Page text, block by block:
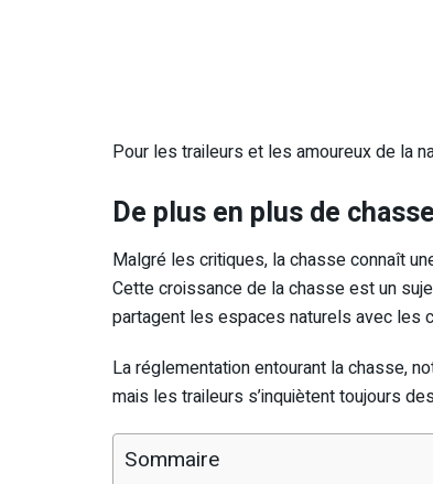
Pour les traileurs et les amoureux de la
De plus en plus de
Malgré les critiques, la chasse connaît
Cette croissance de la chasse est un
partagent les espaces naturels avec les
La réglementation entourant la chasse,
mais les traileurs s’inquiètent toujours
Sommaire